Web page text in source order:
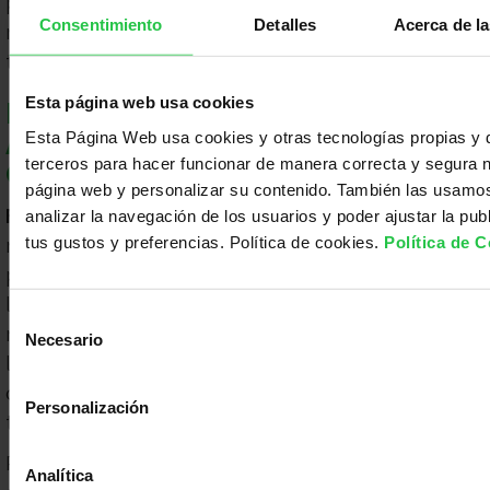
Consentimiento Detalles Acerca de
Esta página web usa cookies
Esta Página Web usa cookies y otras tecnologías propias y
terceros para hacer funcionar de manera correcta y segura
página web y personalizar su contenido. También las
analizar la navegación de los usuarios y poder ajustar la
tus gustos y preferencias. Política de cookies. Política de
Selección
de
consentimiento
Necesario
Personalización
Analítica
radiación no permanece en el alimento irradiado
tras el tratamiento.
LAS PLANTAS PUEDEN
AYUDARNOS A PROTEGERNOS DEL
CÁNCER
Falso.Algunos de los compuestos presentes en
muchas plantas o productos de herbolarios
pueden tener posibles efectos beneficiosos sobre
reconocido como beneficiosos compuestos como
cítricos, cerezas, manzanas, cebollas, grosellas,
tomates, uvas…) con un papel antioxidante.
Pero
no hay evidencia científica de que haya